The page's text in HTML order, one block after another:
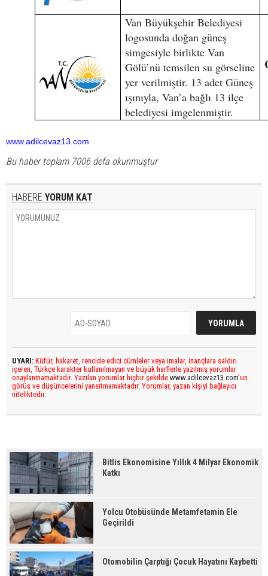
Van Büyükşehir Belediyesi
logosunda doğan güneş
simgesiyle birlikte Van
Gölü’nü temsilen su görseline
yer verilmiştir. 13 adet Güneş
ışınıyla, Van’a bağlı 13 ilçe
belediyesi imgelenmiştir.
www.adilcevaz13.com
Bu haber toplam 7006 defa okunmuştur
HABERE YORUM KAT
UYARI: Küfür, hakaret, rencide edici cümleler veya imalar, inançlara saldırı
içeren, Türkçe karakter kullanılmayan ve büyük harflerle yazılmış yorumlar
onaylanmamaktadır. Yazılan yorumlar hiçbir şekilde www.adilcevaz13.com’un
görüş ve düşüncelerini yansıtmamaktadır. Yorumlar, yazan kişiyi bağlayıcı
niteliktedir.
Bitlis Ekonomisine Yıllık 4 Milyar Ekonomik
Katkı
Yolcu Otobüsünde Metamfetamin Ele
Geçirildi
Otomobilin Çarptığı Çocuk Hayatını Kaybetti